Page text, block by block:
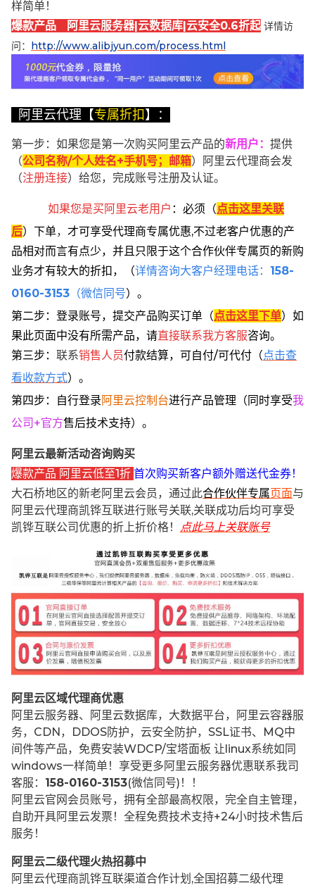
样简单！
爆款产品 阿里云服务器|云数据库|云安全0.6折起 详情访
问： http://www.alibjyun.com/process.html
阿里云代理【专属折扣】：
第一步：如果您是第一次购买阿里云产品的新用户 ： 提供
（公司名称/个人姓名+手机号；邮箱）阿里云代理商会发
（注册连接）给您，完成账号注册及认证。
如果您是买阿里云老用户 ： 必须 （点击这里关联
后） 下单， 才可享受代理商专属优惠,不过老客户优惠的产
品相对而言有点少，并且只限于这个合作伙伴专属页的新购
业务才有较大的折扣，
（详情咨询大客户经理电话： 158-
0160-3153 （微信同号）。
第二步：登录账号，提交产品购买订单（点击这里下单） 如
果此页面中没有所需产品，请直接联系我方客服咨询。
第三步： 联系销售人员付款结算，可自付/可代付（点击查
看收款方式）。
第四步：自行登录阿里云控制台进行产品管理（同时享受我
公司+官方售后技术支持）。
阿里云最新活动咨询购买
爆款产品 阿里云低至1折 首次购买新客户额外赠送代金券！
大石桥地区的新老阿里云会员，通过此合作伙伴专属页面与
阿里云代理商凯铧互联进行账号关联,关联成功后均可享受
凯铧互联公司优惠的折上折价格！
点此马上关联账号
阿里云区域代理商优惠
阿里云服务器、阿里云数据库，大数据平台，阿里云容器服
务，CDN，DDOS防护，云安全防护，SSL证书、MQ中
间件等产品，免费安装WDCP/宝塔面板 让 linux系统如同
windows一样简单！享受更多阿里云服务器优惠联系我司
客服： 158-0160-3153(微信同号)！！
阿里云官网会员账号，拥有全部最高权限，完全自主管理，
自助开具阿里云发票！全程免费技术支持+24小时技术售后
服务！
阿里云二级代理火热招募中
阿里云代理商凯铧互联渠道合作计划,全国招募二级代理